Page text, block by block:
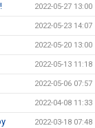
2022-05-27 13:00
2022-05-23 14:07
2022-05-20 13:00
2022-05-13 11:18
2022-05-06 07:57
2022-04-08 11:33
2022-03-18 07:48